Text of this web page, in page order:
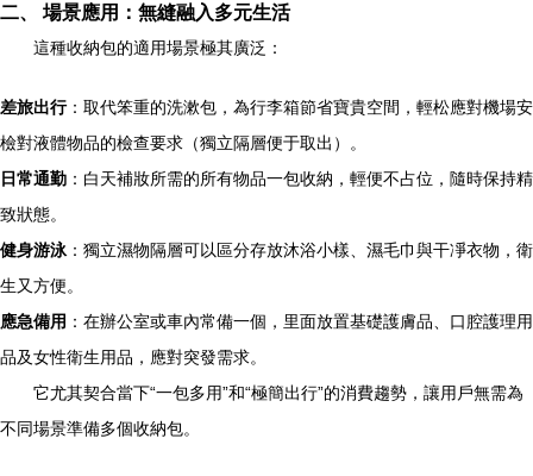
二、 場景應用：無縫融入多元生活
這種收納包的適用場景極其廣泛：
差旅出行：取代笨重的洗漱包，為行李箱節省寶貴空間，輕松應對機場安
檢對液體物品的檢查要求（獨立隔層便于取出）。
日常通勤 ：白天補妝所需的所有物品一包收納，輕便不占位，隨時保持精
致狀態。
健身游泳 ：獨立濕物隔層可以區分存放沐浴小樣、濕毛巾與干凈衣物，衛
生又方便。
應急備用 ：在辦公室或車內常備一個，里面放置基礎護膚品、口腔護理用
品及女性衛生用品，應對突發需求。
它尤其契合當下“一包多用”和“極簡出行”的消費趨勢，讓用戶無需為
不同場景準備多個收納包。